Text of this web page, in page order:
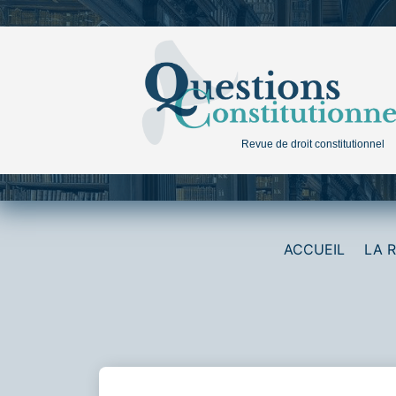
Aller
au
Revue de droit constitutionnel
ACCUEIL LA